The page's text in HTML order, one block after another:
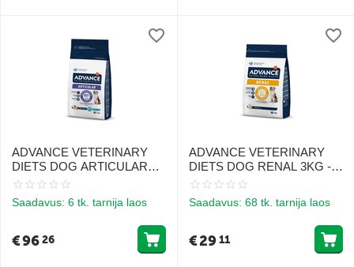
ADVANCE VETERINARY
DIETS DOG ARTICULAR
12KG - KOERTELE
TOETUSEKS
Saadavus: 6 tk. tarnija laos
€9626
ADVANCE VETERINARY
DIETS DOG RENAL 3KG -
NEERUTALITLUSE
Saadavus: 68 tk. tarnija laos
€2911